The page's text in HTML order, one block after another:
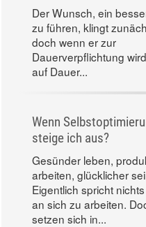
Der Wunsch, ein
zu führen, klingt
doch wenn er zur
Dauerverpflichtung
auf Dauer...
Wenn
steige ich aus?
Gesünder leben,
arbeiten, glücklicher
Eigentlich spricht
an sich zu arbeiten.
setzen sich in...